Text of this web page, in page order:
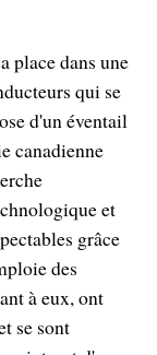
place dans une
qui se
d'un éventail
canadienne
et
grâce
des
à eux, ont
se sont